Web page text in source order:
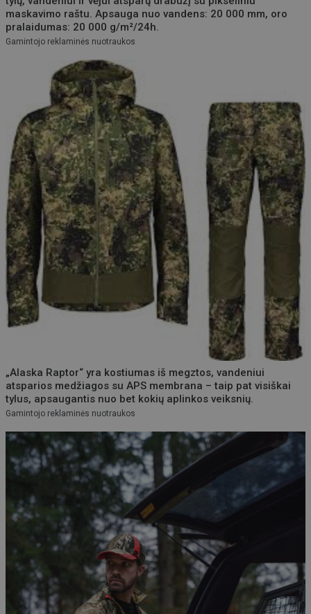
maskavimo raštu. Apsauga nuo vandens: 20 000 mm, oro
pralaidumas: 20 000 g/m²/24h.
Gamintojo reklaminės nuotraukos
„Alaska Raptor“ yra kostiumas iš megztos, vandeniui
atsparios medžiagos su APS membrana – taip pat visiškai
tylus, apsaugantis nuo bet kokių aplinkos veiksnių.
Gamintojo reklaminės nuotraukos